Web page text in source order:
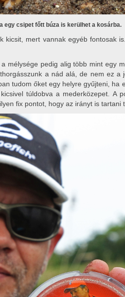
egy csipet főtt búza is kerülhet a kosárba.
mert vannak egyéb fontosak
mélysége pedig alig több mint egy
a nád alá, de nem ez a
tudom őket egy helyre gyűjteni, ha
túldobva a mederközepet. A
fix pontot, hogy az irányt is tartani